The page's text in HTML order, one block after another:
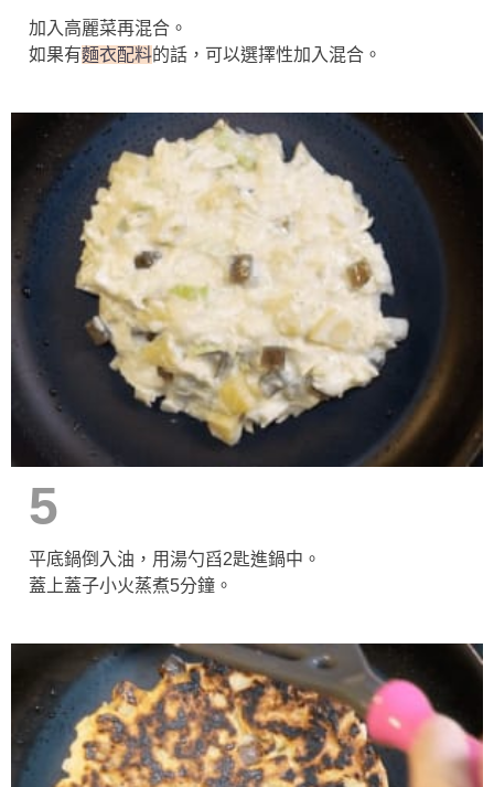
加入高麗菜再混合。
如果有麵衣配料的話，可以選擇性加入混合。
5
平底鍋倒入油，用湯勺舀2匙進鍋中。
蓋上蓋子小火蒸煮5分鐘。